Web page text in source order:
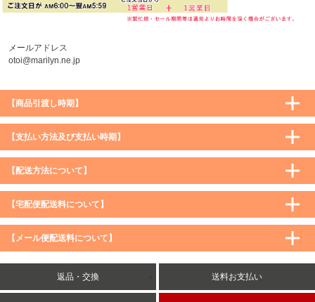
メールアドレス
otoi@marilyn.ne.jp
【商品引渡し時期】
【支払い方法及び支払い時期】
【配送方法について】
【宅配便配送料について】
購入価格 ／ 地域 通常 沖縄・離島など一部地域
5,900円（税込）未満
590円（税込）
【メール便配送料について】
返品・交換 送料お支払い